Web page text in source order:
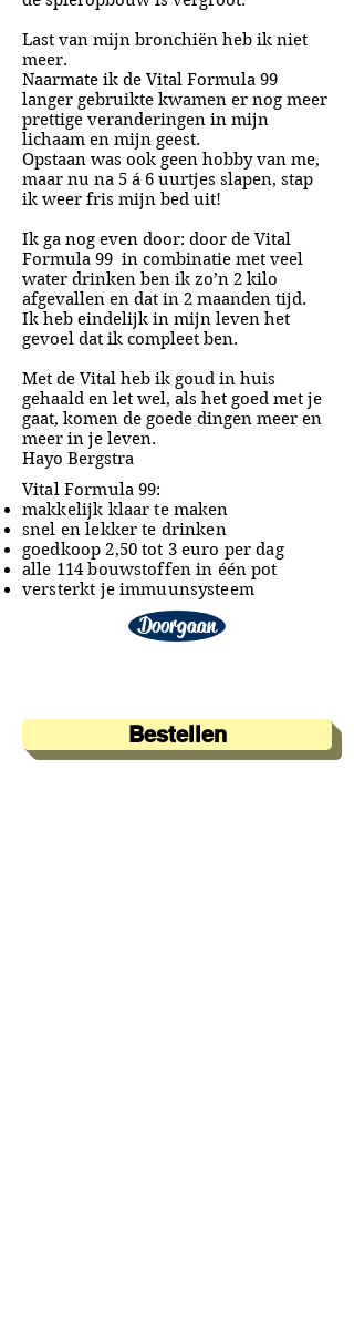
Last van mijn bronchiën heb ik niet
meer.
Naarmate ik de Vital Formula 99
langer gebruikte kwamen er nog meer
prettige veranderingen in mijn
lichaam en mijn geest.
Opstaan was ook geen hobby van me,
maar nu na 5 á 6 uurtjes slapen, stap
ik weer fris mijn bed uit!
Ik ga nog even door: door de Vital
Formula 99 in combinatie met veel
water drinken ben ik zo’n 2 kilo
afgevallen en dat in 2 maanden tijd.
Ik heb eindelijk in mijn leven het
gevoel dat ik compleet ben.
Met de Vital heb ik goud in huis
gehaald en let wel, als het goed met je
gaat, komen de goede dingen meer en
meer in je leven.
Hayo Bergstra
Vital Formula 99:
makkelijk klaar te maken
snel en lekker te drinken
goedkoop 2,50 tot 3 euro per dag
alle 114 bouwstoffen in één pot
versterkt je immuunsysteem
Doorgaan
Bestellen